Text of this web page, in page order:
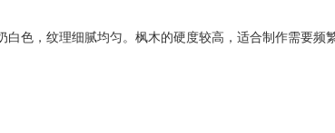
色，纹理细腻均匀。枫木的硬度较高，适合制作需要频